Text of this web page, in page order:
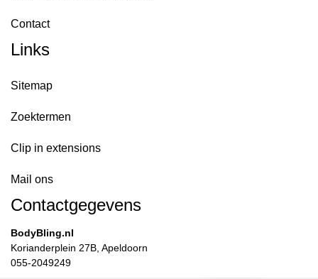
Contact
Links
Sitemap
Zoektermen
Clip in extensions
Mail ons
Contactgegevens
BodyBling.nl
Korianderplein 27B, Apeldoorn
055-2049249